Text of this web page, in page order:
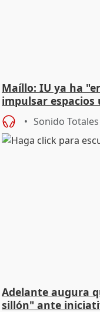
Maíllo: IU ya ha
impulsar
Sonido Totales
Adelante augura
sillón" ante